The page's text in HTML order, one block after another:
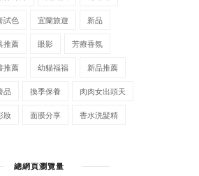
試色 宜蘭旅遊 新品
推薦 眼影 芳療香氛
推薦 幼貓福福 新品推薦
品 換季保養 肉肉女出頭天
妝 面膜分享 香水洗髮精
總網頁瀏覽量